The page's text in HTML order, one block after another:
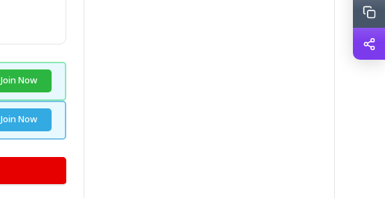
Join Now
Join Now